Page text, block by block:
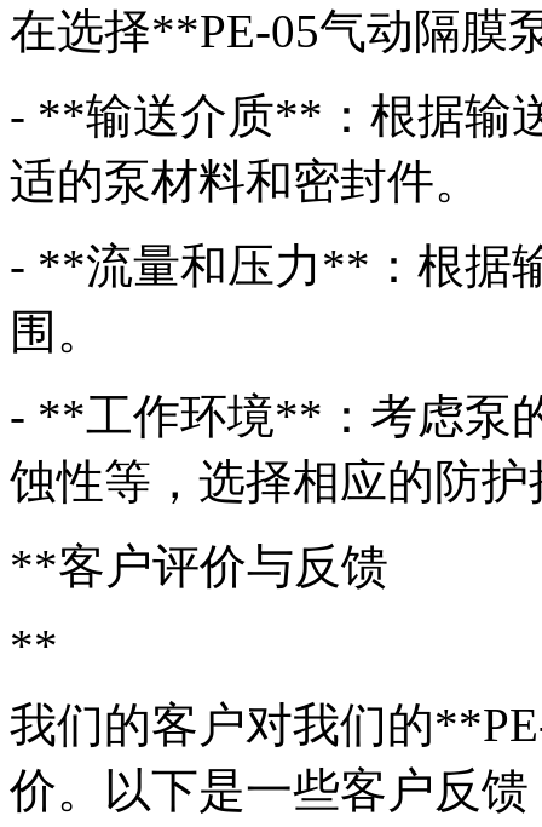
在选择**PE-05气动隔膜
- **输送介质**：根据输
适的泵材料和密封件。
- **流量和压力**：根据
围。
- **工作环境**：考虑泵
蚀性等，选择相应的防护
**客户评价与反馈
**
我们的客户对我们的
价。以下是一些客户反馈